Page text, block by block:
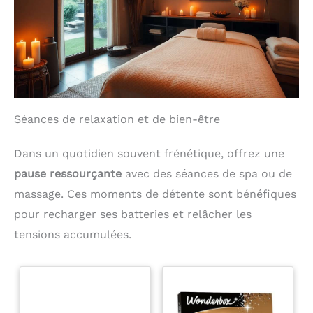
Séances de relaxation et de bien-être
Dans un quotidien souvent frénétique, offrez une
pause ressourçante avec des séances de spa ou de
massage. Ces moments de détente sont bénéfiques
pour recharger ses batteries et relâcher les
tensions accumulées.